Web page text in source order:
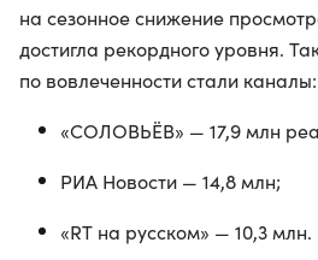
на сезонное снижение
достигла рекордного уровня.
по вовлеченности стали каналы:
«СОЛОВЬЁВ» — 17,9 млн
РИА Новости — 14,8 млн;
«RT на русском» — 10,3 млн.